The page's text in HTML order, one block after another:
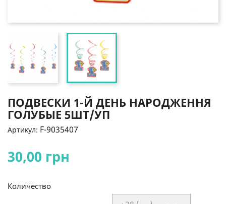
ПОДВЕСКИ 1-Й ДЕНЬ НАРОДЖЕННЯ
ГОЛУБЫЕ 5ШТ/УП
Артикул: F-9035407
30,00 грн
Количество